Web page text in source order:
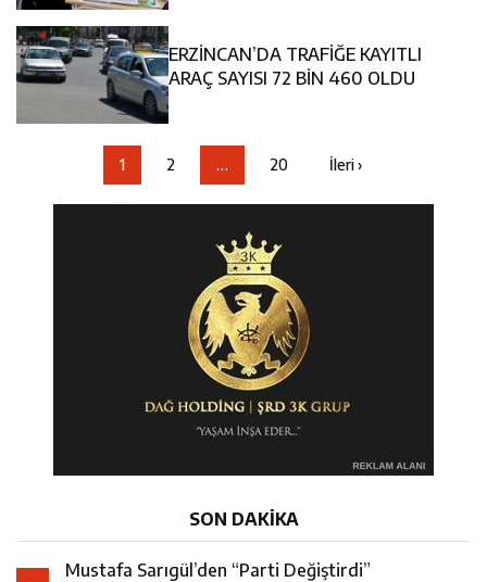
ERZİNCAN’DA TRAFİĞE KAYITLI
ARAÇ SAYISI 72 BİN 460 OLDU
1 2 … 20 İleri ›
SON DAKİKA
Mustafa Sarıgül’den “Parti Değiştirdi”